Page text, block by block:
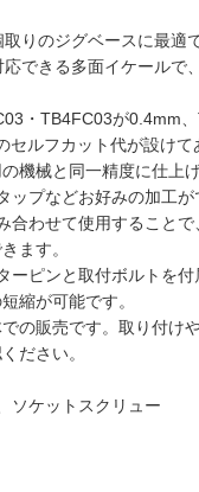
りのジグベースに最適で
できる多面イケールで
・TB4FC03が0.4mm、
セルフカット代が設けて
機械と同一精度に仕上
ップなどお好みの加工が
合わせて使用すること
ます。
ーピンと取付ボルトを
縮が可能です。
の販売です。取り付け
ださい。
ソケットスクリュー